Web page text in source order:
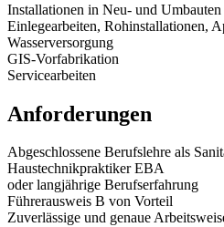
Installationen in Neu- und Umbauten
Einlegearbeiten, Rohinstallationen,
Wasserversorgung
GIS-Vorfabrikation
Servicearbeiten
Anforderungen
Abgeschlossene Berufslehre als
Haustechnikpraktiker EBA
oder langjährige Berufserfahrung
Führerausweis B von Vorteil
Zuverlässige und genaue